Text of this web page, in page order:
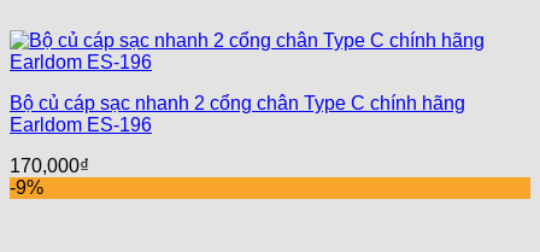
Bộ củ cáp sạc nhanh 2 cổng chân Type C chính hãng
Earldom ES-196
170,000₫
-9%